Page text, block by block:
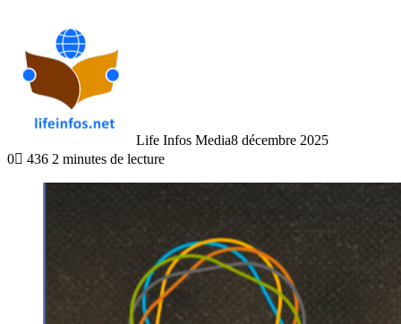
Life Infos Media8 décembre 2025
0
436 2 minutes de lecture